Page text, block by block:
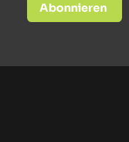
Abonnieren